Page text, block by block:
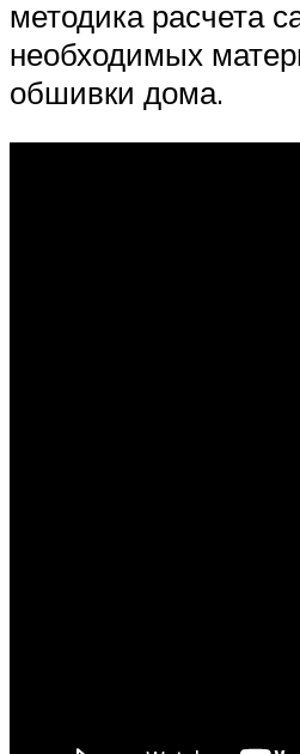
методика расчета
необходимых
обшивки дома.